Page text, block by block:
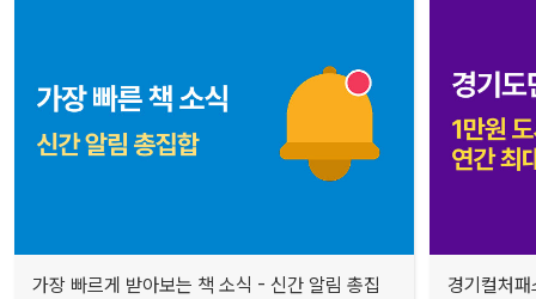
가장 빠르게 받아보는 책 소식 - 신간 알림 총집
경기컬처